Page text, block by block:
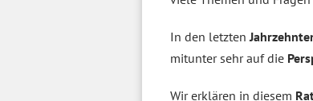
In den letzten
mitunter sehr auf die
Wir erklären in diesem